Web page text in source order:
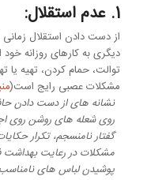
1. عدم استقلال:
از دست دادن استقلال
دیگری به کارهای روزانه
توالت، حمام کردن، تهیه یا
مشکلات عصبی رایج است(
نشانه های از دست دادن
روی شعله های روشن روی
گفتار نامنسجم، تکرار
مشکلات در رعایت بهداشت
پوشیدن لباس های